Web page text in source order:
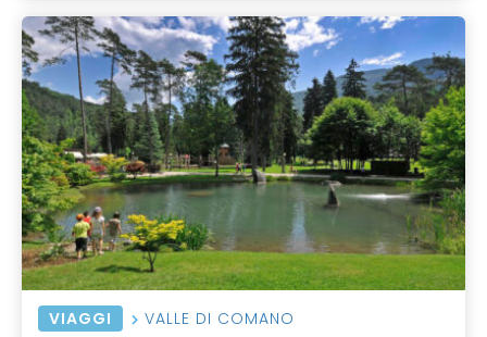
VIAGGI VALLE DI COMANO